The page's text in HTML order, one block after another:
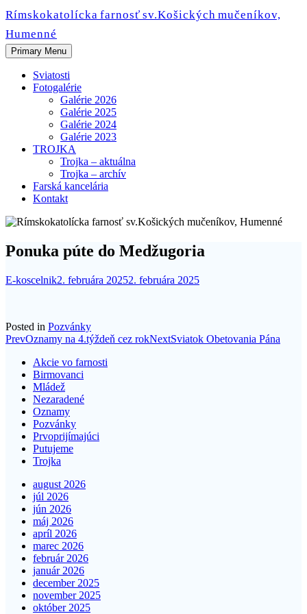
Skip
to
content
Rímskokatolícka farnosť sv.Košických mučeníkov,
Humenné
Primary Menu
Sviatosti
Fotogalérie
Galérie 2026
Galérie 2025
Galérie 2024
Galérie 2023
TROJKA
Trojka – aktuálna
Trojka – archív
Farská kancelária
Kontakt
Ponuka púte do Medžugoria
E-koscelnik2. februára 20252. februára 2025
Posted in Pozvánky
Post
navigation
PrevOznamy na 4.týždeň cez rokNextSviatok Obetovania Pána
Akcie vo farnosti
Birmovanci
Mládež
Nezaradené
Oznamy
Pozvánky
Prvoprijímajúci
Putujeme
Trojka
august 2026
júl 2026
jún 2026
máj 2026
apríl 2026
marec 2026
február 2026
január 2026
december 2025
november 2025
október 2025